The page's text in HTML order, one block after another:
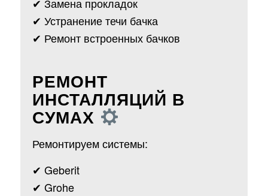
✔ Устранение течи бачка
✔ Ремонт встроенных бачков
РЕМОНТ
ИНСТАЛЛЯЦИЙ В
СУМАХ
Ремонтируем системы:
✔ Geberit
✔ Grohe